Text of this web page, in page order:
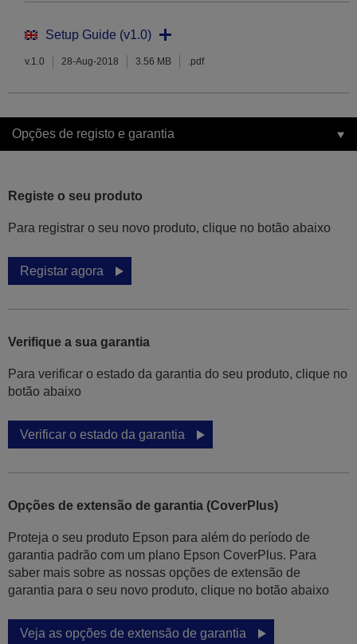
Setup Guide (v1.0)
v.1.0 28-Aug-2018 3.56 MB .pdf
Opções de registo e garantia
Registe o seu produto
Para registrar o seu novo produto, clique no botão abaixo
Registar agora
Verifique a sua garantia
Para verificar o estado da garantia do seu produto, clique no
botão abaixo
Verificar o estado da garantia
Opções de extensão de garantia (CoverPlus)
Proteja o seu produto Epson para além do período de
garantia padrão com um plano Epson CoverPlus. Para
saber mais sobre as nossas opções de extensão de
garantia para o seu novo produto, clique no botão abaixo
Veja as opções de extensão de garantia